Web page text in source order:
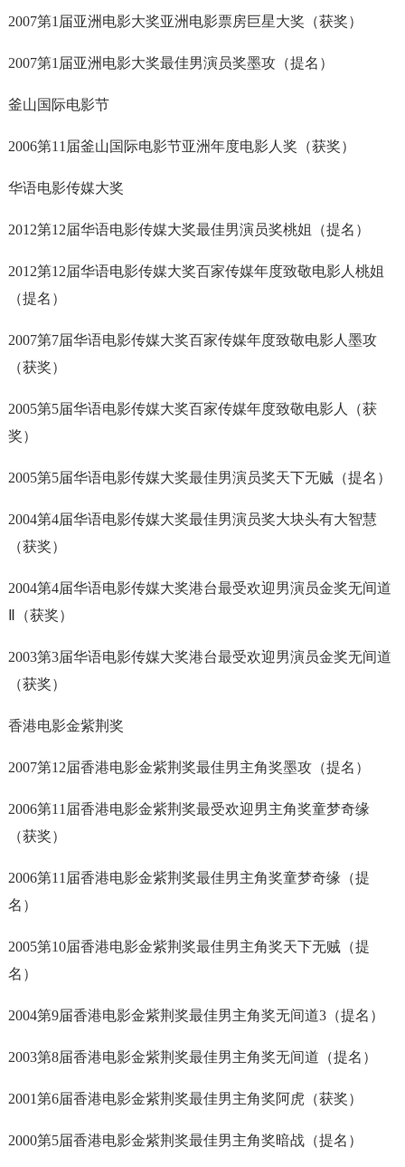
2007第1届亚洲电影大奖亚洲电影票房巨星大奖（获奖）
2007第1届亚洲电影大奖最佳男演员奖墨攻（提名）
釜山国际电影节
2006第11届釜山国际电影节亚洲年度电影人奖（获奖）
华语电影传媒大奖
2012第12届华语电影传媒大奖最佳男演员奖桃姐（提名）
2012第12届华语电影传媒大奖百家传媒年度致敬电影人桃姐
（提名）
2007第7届华语电影传媒大奖百家传媒年度致敬电影人墨攻
（获奖）
2005第5届华语电影传媒大奖百家传媒年度致敬电影人（获
奖）
2005第5届华语电影传媒大奖最佳男演员奖天下无贼（提名）
2004第4届华语电影传媒大奖最佳男演员奖大块头有大智慧
（获奖）
2004第4届华语电影传媒大奖港台最受欢迎男演员金奖无间道
Ⅱ（获奖）
2003第3届华语电影传媒大奖港台最受欢迎男演员金奖无间道
（获奖）
香港电影金紫荆奖
2007第12届香港电影金紫荆奖最佳男主角奖墨攻（提名）
2006第11届香港电影金紫荆奖最受欢迎男主角奖童梦奇缘
（获奖）
2006第11届香港电影金紫荆奖最佳男主角奖童梦奇缘（提
名）
2005第10届香港电影金紫荆奖最佳男主角奖天下无贼（提
名）
2004第9届香港电影金紫荆奖最佳男主角奖无间道3（提名）
2003第8届香港电影金紫荆奖最佳男主角奖无间道（提名）
2001第6届香港电影金紫荆奖最佳男主角奖阿虎（获奖）
2000第5届香港电影金紫荆奖最佳男主角奖暗战（提名）